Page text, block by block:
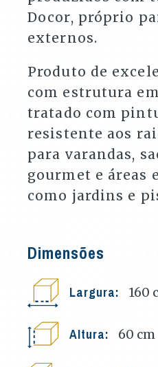
Docor, próprio
externos.
Produto de
com estrutura
tratado com
resistente aos
para varandas,
gourmet e áreas
como jardins e
Dimensões
Largura: 160
Altura: 60 cm